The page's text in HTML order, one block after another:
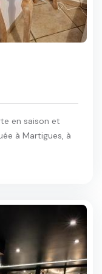
en saison et
à Martigues, à